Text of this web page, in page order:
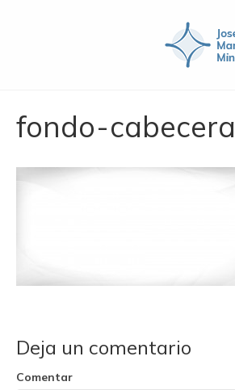
fondo-cabecera
Deja un comentario
Comentar